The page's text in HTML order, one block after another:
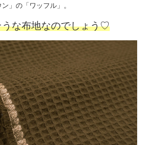
」の「ワッフル」。
うな布地なのでしょう♡